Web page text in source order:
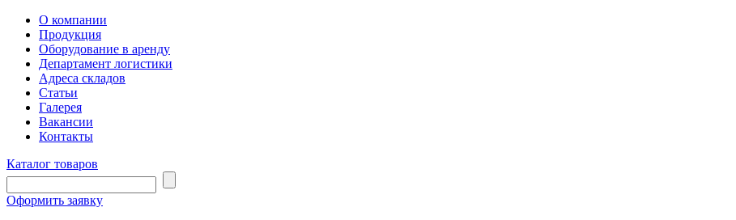
О компании
Продукция
Оборудование в аренду
Департамент логистики
Адреса складов
Статьи
Галерея
Вакансии
Контакты
Каталог товаров
Оформить заявку